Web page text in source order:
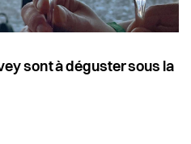
sont à déguster sous la